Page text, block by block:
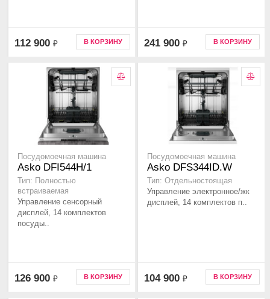
112 900 ₽ В КОРЗИНУ 241 900 ₽ В КОРЗИНУ
Посудомоечная машина
Asko DFI544H/1
Тип: Полностью
встраиваемая
Управление сенсорный
дисплей, 14 комплектов
посуды..
126 900 ₽ В КОРЗИНУ
Посудомоечная машина
Asko DFS344ID.W
Тип: Отдельностоящая
Управление электронное/жк
дисплей, 14 комплектов п..
104 900 ₽ В КОРЗИНУ